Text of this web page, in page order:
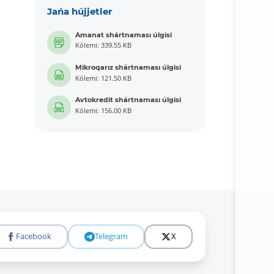
Jańa hújjetler
Amanat shártnaması úlgisi
Kólemi: 339.55 KB
Mikroqarız shártnaması úlgisi
Kólemi: 121.50 KB
Avtokredit shártnaması úlgisi
Kólemi: 156.00 KB
Facebook Telegram X